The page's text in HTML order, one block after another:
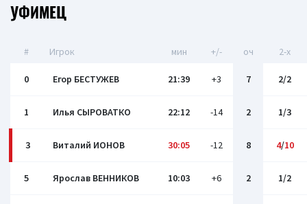
УФИМЕЦ
# Игрок мин +/- оч 2-x
0 Егор БЕСТУЖЕВ 21:39 +3 7 2/2
1 Илья СЫРОВАТКО 22:12 -14 2 1/3
3 Виталий ИОНОВ 30:05 -12 8 4/10
5 Ярослав ВЕННИКОВ 10:03 +6 2 1/2